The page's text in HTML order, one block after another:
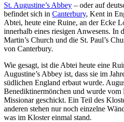
St. Augustine’s Abbey – oder auf
befindet sich in Canterbury, Kent in
Abtei, heute eine Ruine, an der Ecke
innerhalb eines riesigen Anwesens. In
Martin’s Church und die St. Paul’s
von Canterbury.
Wie gesagt, ist die Abtei heute eine
Augustine’s Abbey ist, dass sie im
südlichen England erbaut wurde.
Benediktinermönchen und wurde vom
Missionar geschickt. Ein Teil des
anderen stehen nur noch einzelne
was im Kloster einmal stand.